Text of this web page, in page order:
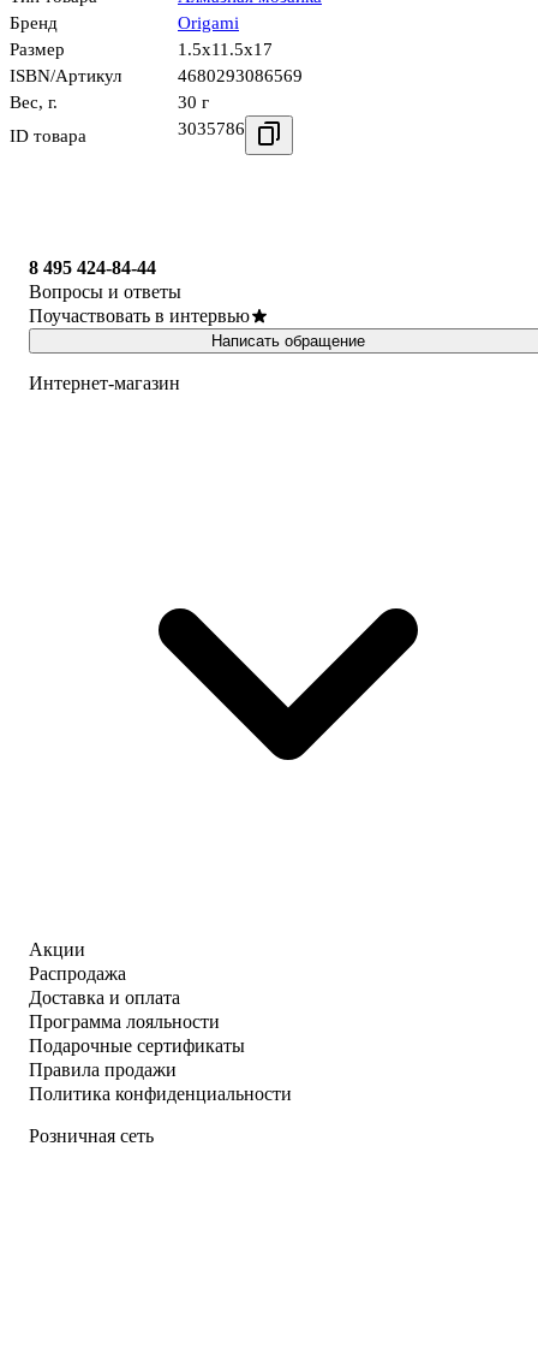
Бренд
Origami
Размер
1.5x11.5x17
ISBN/Артикул
4680293086569
Вес, г.
30 г
ID товара
3035786
8 495 424-84-44
Вопросы и ответы
Поучаствовать в интервью
Написать обращение
Интернет-магазин
Акции
Распродажа
Доставка и оплата
Программа лояльности
Подарочные сертификаты
Правила продажи
Политика конфиденциальности
Розничная сеть